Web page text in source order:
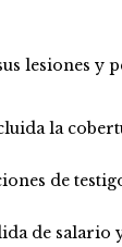
lesiones y
la
de
de